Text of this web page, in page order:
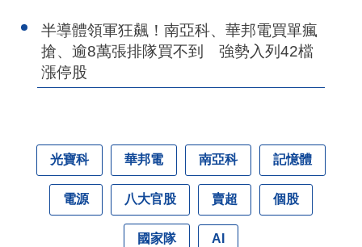
半導體領軍狂飆！南亞科、華邦電買單瘋
搶、逾8萬張排隊買不到 強勢入列42檔
漲停股
光寶科 華邦電 南亞科 記憶體
電源 八大官股 賣超 個股
國家隊 AI